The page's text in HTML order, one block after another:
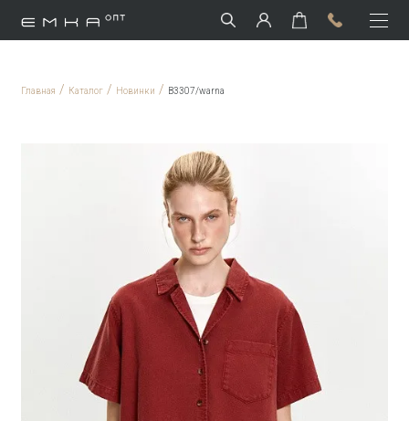
Главная / Каталог / Новинки / B3307/warna